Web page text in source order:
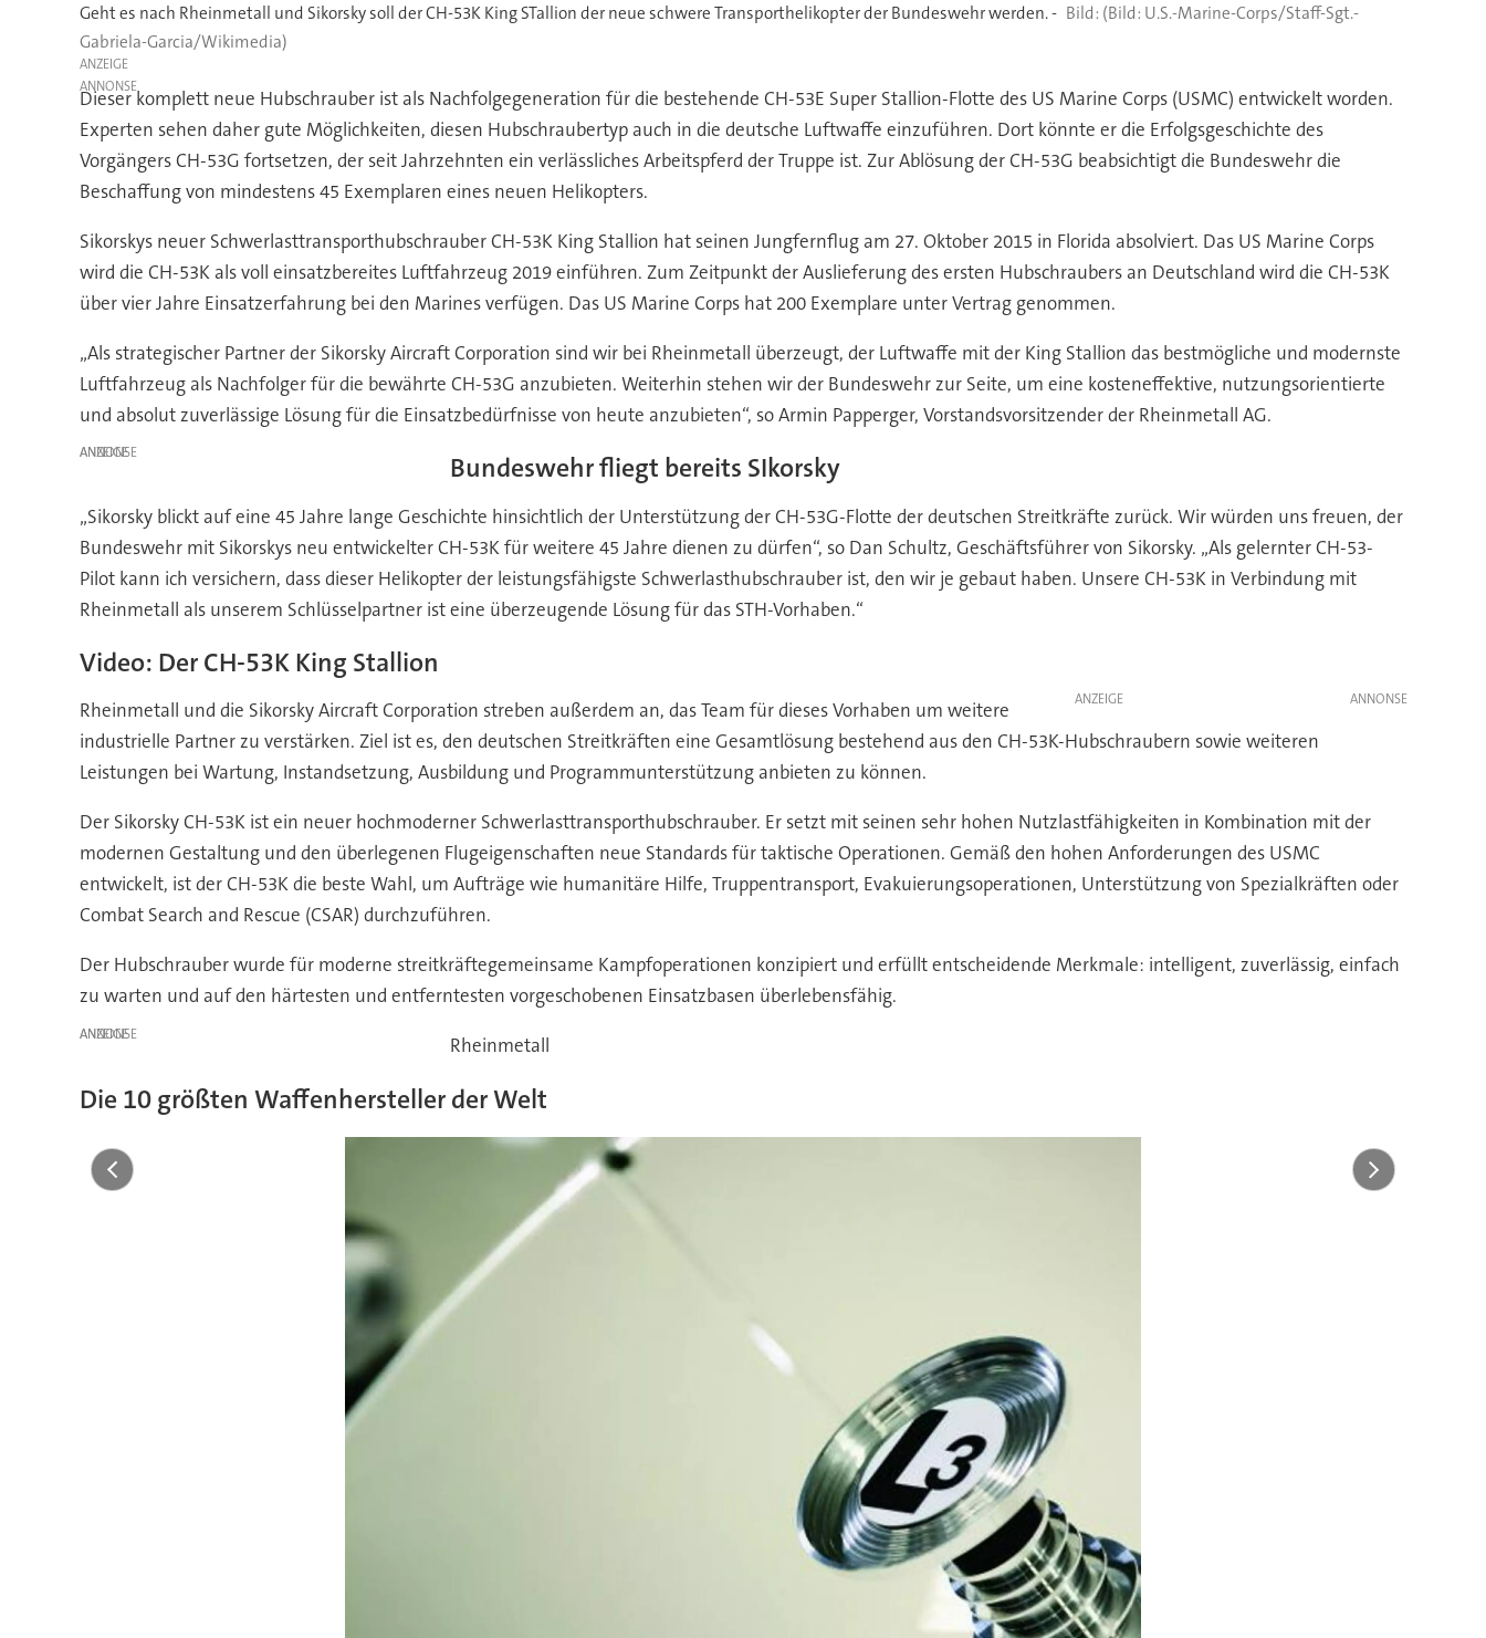
Geht es nach Rheinmetall und Sikorsky soll der CH-53K King STallion der neue schwere Transporthelikopter der Bundeswehr werden. -
(Bild: U.S.-Marine-Corps/Staff-Sgt.-
Gabriela-Garcia/Wikimedia)
ANZEIGE
Dieser komplett neue Hubschrauber ist als Nachfolgegeneration für die bestehende CH-53E Super Stallion-Flotte des US Marine Corps (USMC) entwickelt worden.
Experten sehen daher gute Möglichkeiten, diesen Hubschraubertyp auch in die deutsche Luftwaffe einzuführen. Dort könnte er die Erfolgsgeschichte des
Vorgängers CH-53G fortsetzen, der seit Jahrzehnten ein verlässliches Arbeitspferd der Truppe ist. Zur Ablösung der CH-53G beabsichtigt die Bundeswehr die
Beschaffung von mindestens 45 Exemplaren eines neuen Helikopters.
Sikorskys neuer Schwerlasttransporthubschrauber CH-53K King Stallion hat seinen Jungfernflug am 27. Oktober 2015 in Florida absolviert. Das US Marine Corps
wird die CH-53K als voll einsatzbereites Luftfahrzeug 2019 einführen. Zum Zeitpunkt der Auslieferung des ersten Hubschraubers an Deutschland wird die CH-53K
über vier Jahre Einsatzerfahrung bei den Marines verfügen. Das US Marine Corps hat 200 Exemplare unter Vertrag genommen.
„Als strategischer Partner der Sikorsky Aircraft Corporation sind wir bei Rheinmetall überzeugt, der Luftwaffe mit der King Stallion das bestmögliche und modernste
Luftfahrzeug als Nachfolger für die bewährte CH-53G anzubieten. Weiterhin stehen wir der Bundeswehr zur Seite, um eine kosteneffektive, nutzungsorientierte
und absolut zuverlässige Lösung für die Einsatzbedürfnisse von heute anzubieten“, so Armin Papperger, Vorstandsvorsitzender der Rheinmetall AG.
ANZEIGE Bundeswehr fliegt bereits SIkorsky
„Sikorsky blickt auf eine 45 Jahre lange Geschichte hinsichtlich der Unterstützung der CH-53G-Flotte der deutschen Streitkräfte zurück. Wir würden uns freuen, der
Bundeswehr mit Sikorskys neu entwickelter CH-53K für weitere 45 Jahre dienen zu dürfen“, so Dan Schultz, Geschäftsführer von Sikorsky. „Als gelernter CH-53-
Pilot kann ich versichern, dass dieser Helikopter der leistungsfähigste Schwerlasthubschrauber ist, den wir je gebaut haben. Unsere CH-53K in Verbindung mit
Rheinmetall als unserem Schlüsselpartner ist eine überzeugende Lösung für das STH-Vorhaben.“
Video: Der CH-53K King Stallion
ANZEIGE
Rheinmetall und die Sikorsky Aircraft Corporation streben außerdem an, das Team für dieses Vorhaben um weitere
industrielle Partner zu verstärken. Ziel ist es, den deutschen Streitkräften eine Gesamtlösung bestehend aus den CH-53K-Hubschraubern sowie weiteren
Leistungen bei Wartung, Instandsetzung, Ausbildung und Programmunterstützung anbieten zu können.
Der Sikorsky CH-53K ist ein neuer hochmoderner Schwerlasttransporthubschrauber. Er setzt mit seinen sehr hohen Nutzlastfähigkeiten in Kombination mit der
modernen Gestaltung und den überlegenen Flugeigenschaften neue Standards für taktische Operationen. Gemäß den hohen Anforderungen des USMC
entwickelt, ist der CH-53K die beste Wahl, um Aufträge wie humanitäre Hilfe, Truppentransport, Evakuierungsoperationen, Unterstützung von Spezialkräften oder
Combat Search and Rescue (CSAR) durchzuführen.
Der Hubschrauber wurde für moderne streitkräftegemeinsame Kampfoperationen konzipiert und erfüllt entscheidende Merkmale: intelligent, zuverlässig, einfach
zu warten und auf den härtesten und entferntesten vorgeschobenen Einsatzbasen überlebensfähig.
ANZEIGE Rheinmetall
Die 10 größten Waffenhersteller der Welt